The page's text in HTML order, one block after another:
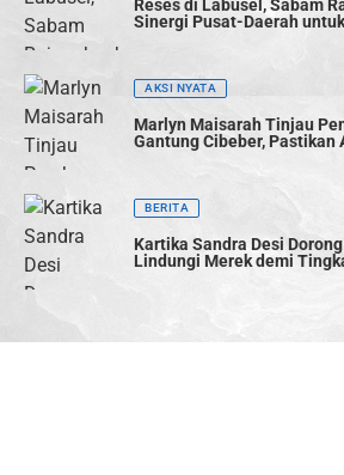
Reses di Labusel, Sabam
Sinergi Pusat-Daerah
AKSI NYATA
Marlyn Maisarah Tinjau
Gantung Cibeber, Pastikan
BERITA
Kartika Sandra Desi
Lindungi Merek demi